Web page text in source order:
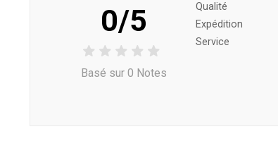
0/5
Basé sur 0 Notes
Qualité
Expédition
Service